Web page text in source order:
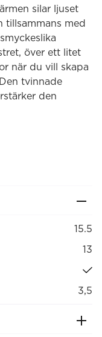
silar ljuset
tillsammans med
över ett litet
när du vill skapa
tvinnade
den
15.5
13
3,5